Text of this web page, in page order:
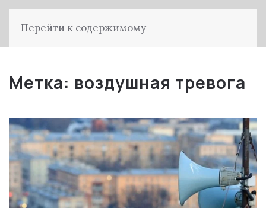
Перейти к содержимому
Метка: воздушная тревога